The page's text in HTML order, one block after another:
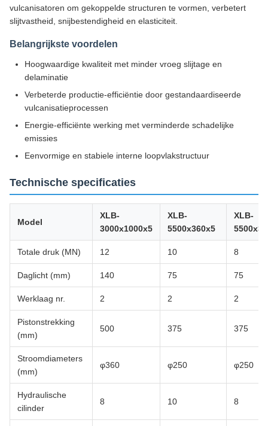
vulcanisatoren om gekoppelde structuren te vormen, verbetert
slijtvastheid, snijbestendigheid en elasticiteit.
Belangrijkste voordelen
Hoogwaardige kwaliteit met minder vroeg slijtage en
delaminatie
Verbeterde productie-efficiëntie door gestandaardiseerde
vulcanisatieprocessen
Energie-efficiënte werking met verminderde schadelijke
emissies
Eenvormige en stabiele interne loopvlakstructuur
Technische specificaties
Model
XLB-
3000x1000x5
XLB-
5500x360x5
XLB-
Totale druk (MN) 12 10 8
Daglicht (mm) 140 75 75
Werklaag nr. 2 2 2
Pistonstrekking
(mm)
500 375 375
Stroomdiameters
(mm)
φ360 φ250 φ250
Hydraulische
cilinder
8 10 8